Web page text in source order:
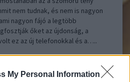
My Personal Information
nem tudnak, és nem is nagyon
nagyon fájó a legtöbb
őket az újdonság, a
ez az új telefonokkal és a…..
segítséget!